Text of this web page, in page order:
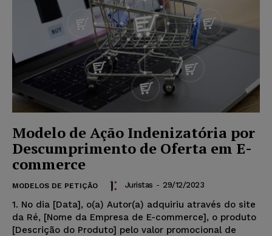
Modelo de Ação Indenizatória por
Descumprimento de Oferta em E-
commerce
MODELOS DE PETIÇÃO Juristas - 29/12/2023
1. No dia [Data], o(a) Autor(a) adquiriu através do site
da Ré, [Nome da Empresa de E-commerce], o produto
[Descrição do Produto] pelo valor promocional de